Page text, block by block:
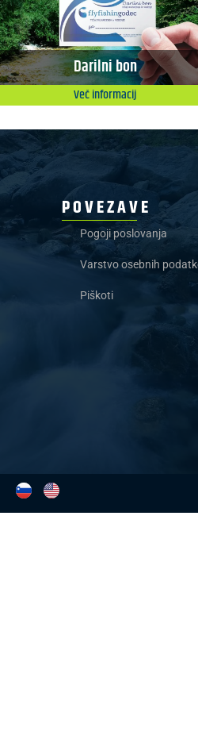
Darilni bon
Več informacij
POVEZAVE
Pogoji poslovanja
Varstvo osebnih
Piškoti